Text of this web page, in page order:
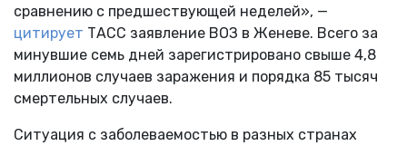
сравнению с предшествующей неделей», —
цитирует ТАСС заявление ВОЗ в Женеве. Всего за
минувшие семь дней зарегистрировано свыше 4,8
миллионов случаев заражения и порядка 85 тысяч
смертельных случаев.
Ситуация с заболеваемостью в разных странах